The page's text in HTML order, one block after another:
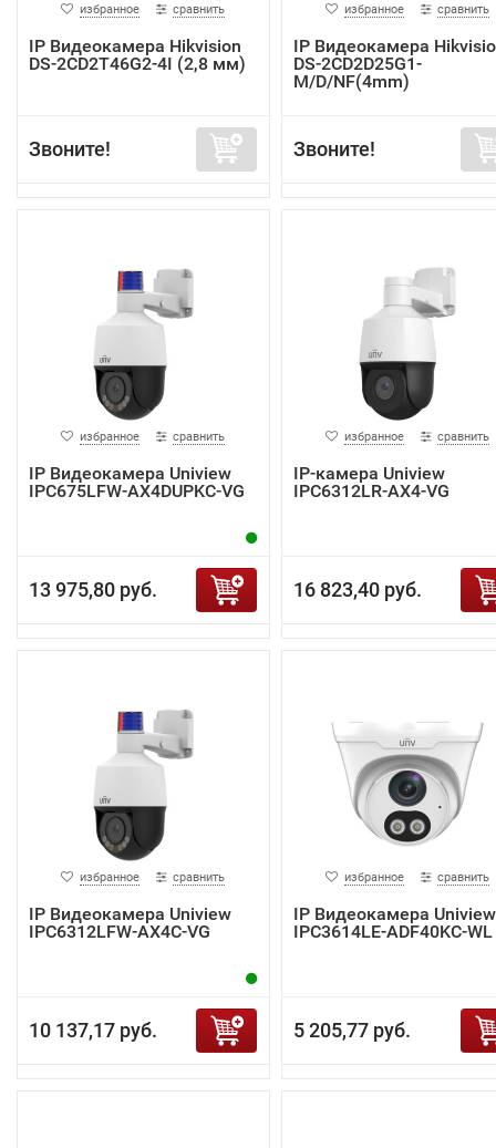
избранное сравнить
IP Видеокамера Hikvision
DS-2CD2T46G2-4I (2,8 мм)
Звоните!
избранное сравнить
IP Видеокамера
DS-2CD2D25G1-
M/D/NF(4mm)
Звоните!
избранное сравнить
IP Видеокамера Uniview
IPC675LFW-AX4DUPKC-VG
13 975,80 руб.
избранное сравнить
IP-камера Uniview
IPC6312LR-AX4-VG
16 823,40 руб.
избранное сравнить
IP Видеокамера Uniview
IPC6312LFW-AX4C-VG
10 137,17 руб.
избранное сравнить
IP Видеокамера Uniview
IPC3614LE-ADF40KC-WL
5 205,77 руб.